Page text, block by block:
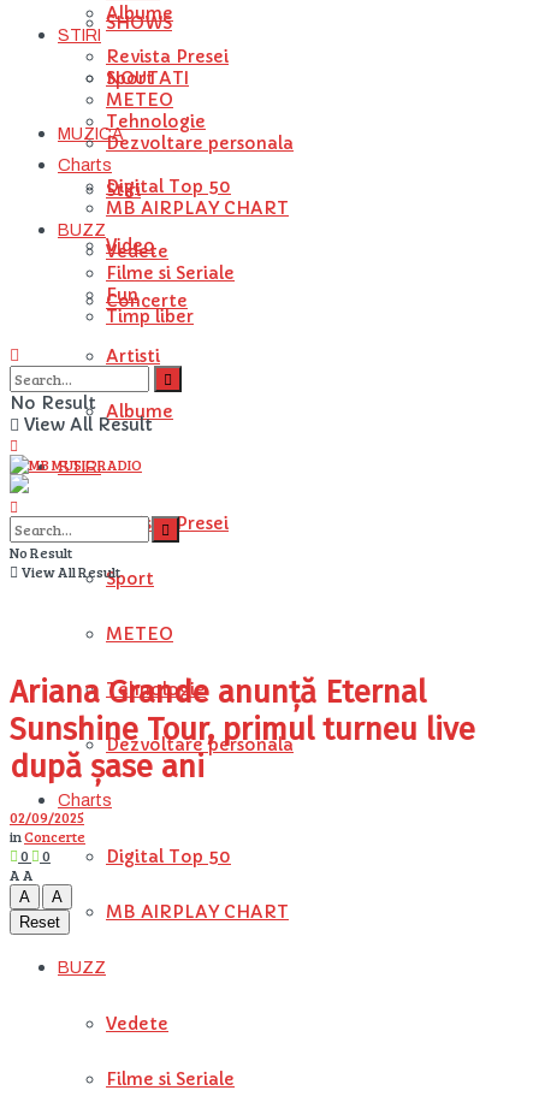
SHOWS
NOUTATI
MUZICA
Stiri
Video
Concerte
Artisti
Albume
STIRI
Revista Presei
Sport
METEO
Tehnologie
Dezvoltare personala
Charts
Digital Top 50
MB AIRPLAY CHART
BUZZ
Vedete
Filme si Seriale
Albume
STIRI
Revista Presei
Sport
METEO
Tehnologie
Dezvoltare personala
Charts
Digital Top 50
MB AIRPLAY CHART
BUZZ
Vedete
Filme si Seriale
Fun
Timp liber
No Result
View All Result
No Result
View All Result
Ariana Grande anunță Eternal
Sunshine Tour, primul turneu live
după șase ani
02/09/2025
inConcerte
0
0
A A
A
A
Reset